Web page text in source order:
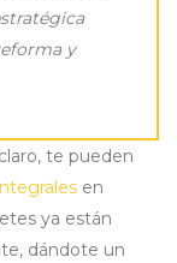
y
te pueden
en
ya están
dándote un